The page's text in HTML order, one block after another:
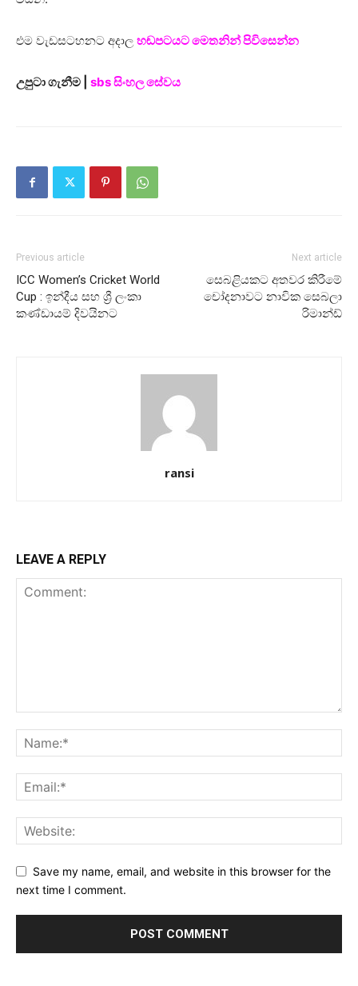
එම වැඩසටහනට අදාල හඬපටයට මෙතනින් පිවිසෙන්න
උපුටා ගැනීම | sbs සිංහල සේවය
Previous article
ICC Women’s Cricket World
Cup : ඉන්දීය සහ ශ්‍රී ලංකා
කණ්ඩායම් දිවයිනට
Next article
සෙබළියකට අතවර කිරීමේ
චෝදනාවට නාවික සෙබලා
රිමාන්ඩ්
ransi
LEAVE A REPLY
Save my name, email, and website in this browser for the
next time I comment.